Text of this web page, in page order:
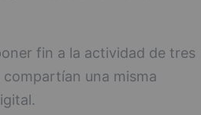
fin a la actividad de tres
una misma